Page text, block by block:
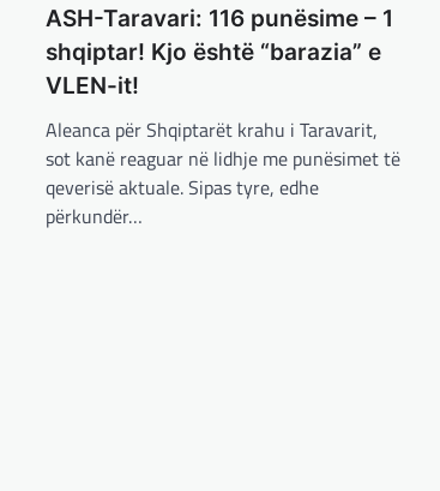
ASH-Taravari: 116 punësime – 1
shqiptar! Kjo është “barazia” e
VLEN-it!
Aleanca për Shqiptarët krahu i Taravarit,
sot kanë reaguar në lidhje me punësimet të
qeverisë aktuale. Sipas tyre, edhe
përkundër…